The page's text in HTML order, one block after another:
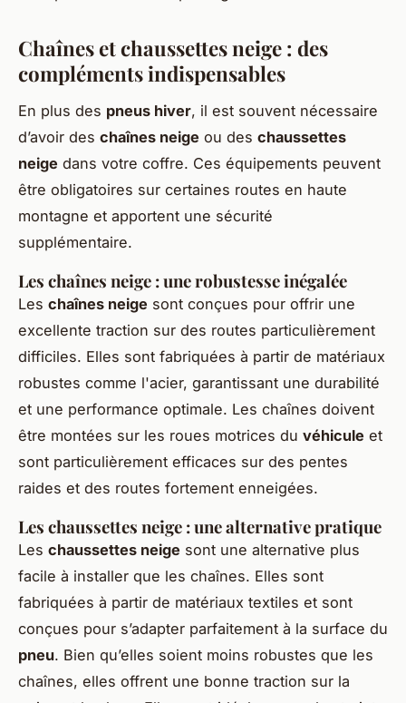
Chaînes et chaussettes neige : des
compléments indispensables
En plus des pneus hiver, il est souvent nécessaire
d’avoir des chaînes neige ou des chaussettes
neige dans votre coffre. Ces équipements peuvent
être obligatoires sur certaines routes en haute
montagne et apportent une sécurité
supplémentaire.
Les chaînes neige : une robustesse inégalée
Les chaînes neige sont conçues pour offrir une
excellente traction sur des routes particulièrement
difficiles. Elles sont fabriquées à partir de matériaux
robustes comme l'acier, garantissant une durabilité
et une performance optimale. Les chaînes doivent
être montées sur les roues motrices du véhicule et
sont particulièrement efficaces sur des pentes
raides et des routes fortement enneigées.
Les chaussettes neige : une alternative pratique
Les chaussettes neige sont une alternative plus
facile à installer que les chaînes. Elles sont
fabriquées à partir de matériaux textiles et sont
conçues pour s’adapter parfaitement à la surface du
pneu. Bien qu’elles soient moins robustes que les
chaînes, elles offrent une bonne traction sur la